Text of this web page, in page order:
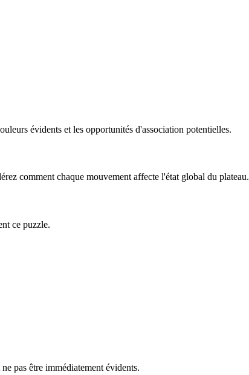
évidents et les opportunités d'association potentielles.
comment chaque mouvement affecte l'état global du plateau.
ce puzzle.
pas être immédiatement évidents.